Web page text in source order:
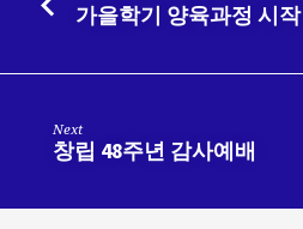
가을학기 양육과정 시작
Next
창립 48주년 감사예배